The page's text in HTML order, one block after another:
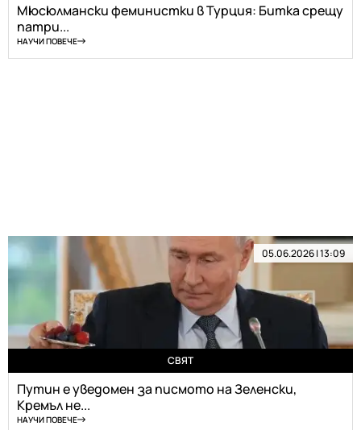
Мюсюлмански феминистки в Турция: Битка срещу
патри...
НАУЧИ ПОВЕЧЕ
05.06.2026 | 13:09
СВЯТ
Путин е уведомен за писмото на Зеленски,
Кремъл не...
НАУЧИ ПОВЕЧЕ